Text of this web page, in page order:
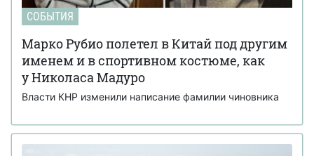
СОБЫТИЯ
Марко Рубио полетел в Китай под другим
именем и в спортивном костюме, как
у Николаса Мадуро
Власти КНР изменили написание фамилии чиновника